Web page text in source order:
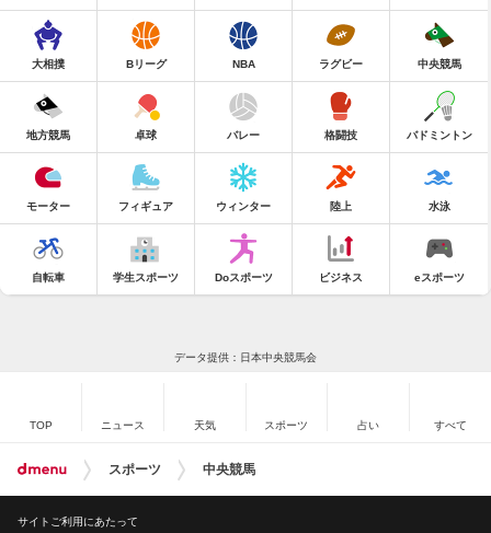
大相撲 Bリーグ NBA ラグビー 中央競馬
地方競馬 卓球 バレー 格闘技 バドミントン
モーター フィギュア ウィンター 陸上 水泳
自転車 学生スポーツ Doスポーツ ビジネス eスポーツ
データ提供：日本中央競馬会
TOP ニュース 天気 スポーツ 占い すべて
スポーツ 中央競馬
サイトご利用にあたって